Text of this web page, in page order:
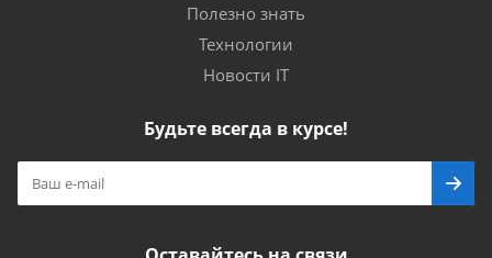
Полезно знать
Технологии
Новости IT
Будьте всегда в курсе!